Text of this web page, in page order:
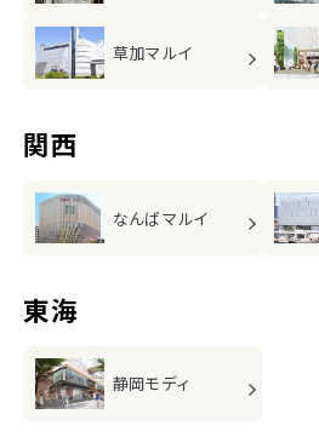
草加マルイ
関西
なんばマルイ
東海
静岡モディ